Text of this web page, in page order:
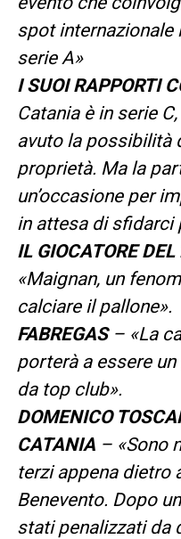
spot internazionale
serie A»
I SUOI RAPPORTI
Catania è in serie
avuto la possibilità
proprietà. Ma la
un’occasione per
in attesa di sfidarci
IL GIOCATORE
«Maignan, un
calciare il pallone».
FABREGAS – «La
porterà a essere
da top club».
DOMENICO
CATANIA – «Sono
terzi appena dietro
Benevento. Dopo
stati penalizzati da